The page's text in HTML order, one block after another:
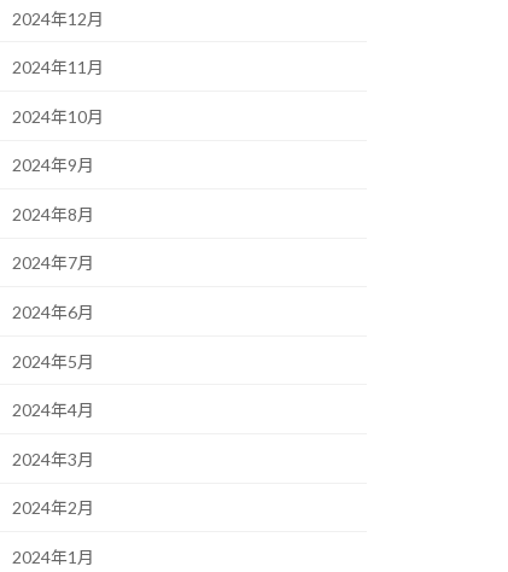
2024年12月
2024年11月
2024年10月
2024年9月
2024年8月
2024年7月
2024年6月
2024年5月
2024年4月
2024年3月
2024年2月
2024年1月